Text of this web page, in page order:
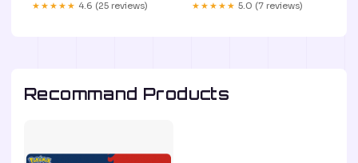
★★★★★ 4.6 (25 reviews) ★★★★★ 5.0 (7 reviews)
Recommand Products